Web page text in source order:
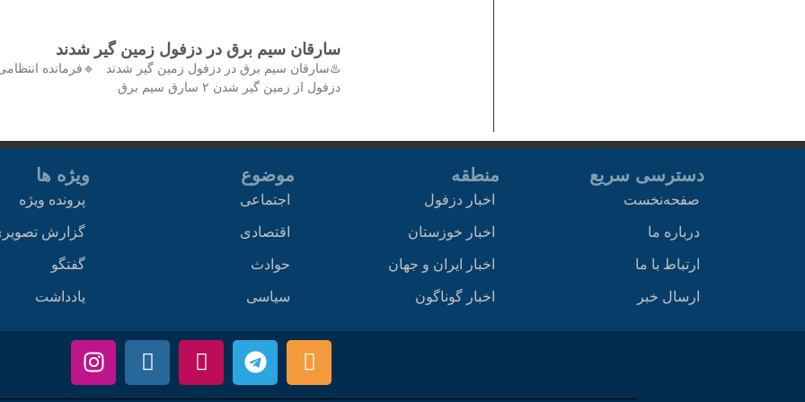
سارقان سیم برق در دزفول زمین گیر شدند
♨️سارقان سیم برق در دزفول زمین گیر شدند 🔹فرمانده
دزفول از زمین گیر شدن ۲ سارق سیم برق
دسترسی سریع
صفحه‌نخست
درباره ما
ارتباط با ما
ارسال خبر
منطقه
اخبار دزفول
اخبار خوزستان
اخبار ایران و جهان
اخبار گوناگون
موضوع
اجتماعی
اقتصادی
حوادث
سیاسی
ویژه ها
پرونده ویژه
گزارش
گفتگو
یادداشت